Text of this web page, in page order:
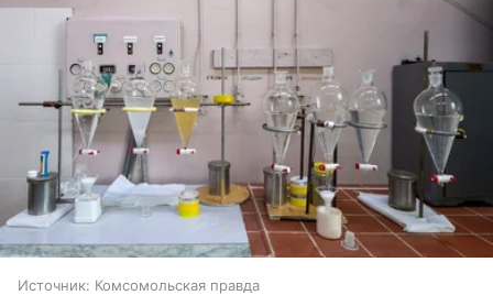
Источник: Комсомольская правда